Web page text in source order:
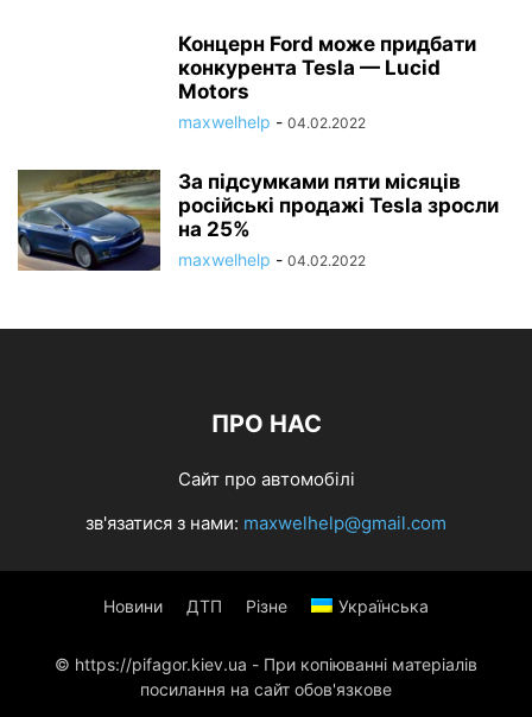
Концерн Ford може придбати
конкурента Tesla — Lucid
Motors
maxwelhelp - 04.02.2022
За підсумками пяти місяців
російські продажі Tesla зросли
на 25%
maxwelhelp - 04.02.2022
ПРО НАС
Сайт про автомобілі
зв'язатися з нами: maxwelhelp@gmail.com
Новини ДТП Різне Українська
© https://pifagor.kiev.ua - При копіюванні матеріалів
посилання на сайт обов'язкове